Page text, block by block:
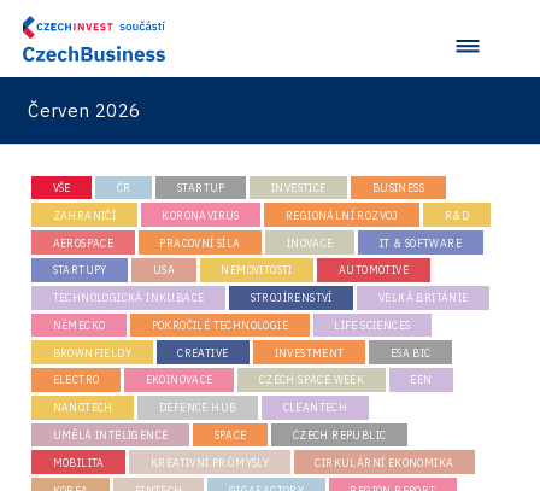
Červen 2026
VŠE ČR STARTUP INVESTICE BUSINESS
ZAHRANIČÍ KORONAVIRUS REGIONÁLNÍ ROZVOJ R&D
AEROSPACE PRACOVNÍ SÍLA INOVACE IT & SOFTWARE
STARTUPY USA NEMOVITOSTI AUTOMOTIVE
TECHNOLOGICKÁ INKUBACE STROJÍRENSTVÍ VELKÁ BRITÁNIE
NĚMECKO POKROČILÉ TECHNOLOGIE LIFE SCIENCES
BROWNFIELDY CREATIVE INVESTMENT ESA BIC
ELECTRO EKOINOVACE CZECH SPACE WEEK EEN
NANOTECH DEFENCE HUB CLEANTECH
UMĚLÁ INTELIGENCE SPACE CZECH REPUBLIC
MOBILITA KREATIVNÍ PRŮMYSLY CIRKULÁRNÍ EKONOMIKA